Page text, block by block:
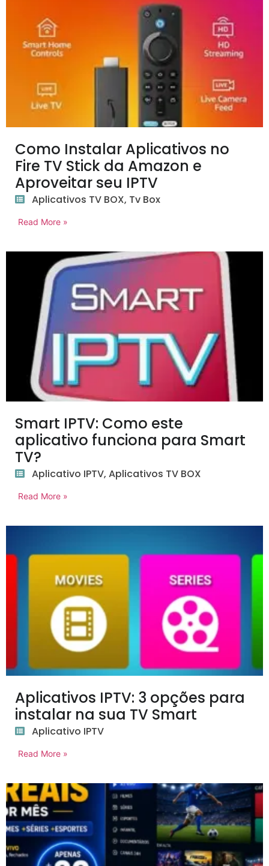
Como Instalar Aplicativos no
Fire TV Stick da Amazon e
Aproveitar seu IPTV
Aplicativos TV BOX, Tv Box
Read More »
Smart IPTV: Como este
aplicativo funciona para Smart
TV?
Aplicativo IPTV, Aplicativos TV BOX
Read More »
Aplicativos IPTV: 3 opções para
instalar na sua TV Smart
Aplicativo IPTV
Read More »